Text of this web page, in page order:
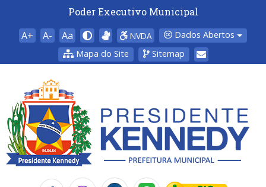
Poder Executivo Municipal
A+ A- Aa NVDA
Dados Abertos
Mapa do Site
Sitemap